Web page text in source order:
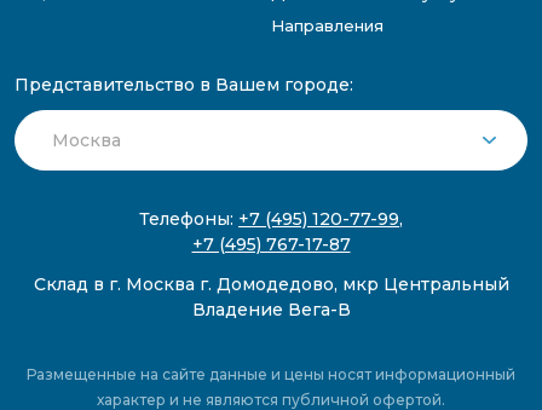
Направления
Представительство в Вашем городе:
Телефоны: +7 (495) 120-77-99,
+7 (495) 767-17-87
Склад в г. Москва г. Домодедово, мкр Центральный
Владение Вега-В
Размещенные на сайте данные и цены носят информационный
характер и не являются публичной офертой.